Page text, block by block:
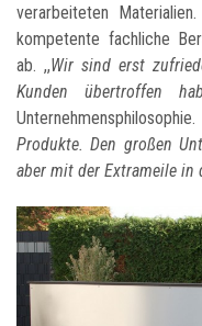
verarbeiteten
kompetente fachliche
ab. ,,Wir sind erst
Kunden übertroffen
Produkte. Den großen
aber mit der Extrameile in